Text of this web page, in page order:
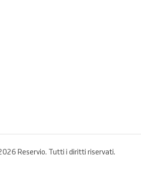
Reservio. Tutti i diritti riservati.